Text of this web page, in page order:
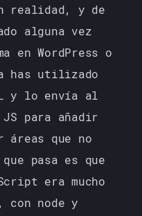
realidad, y de
alguna vez
en WordPress o
has utilizado
y lo envía al
para añadir
que no
pasa es que
era mucho
con node y